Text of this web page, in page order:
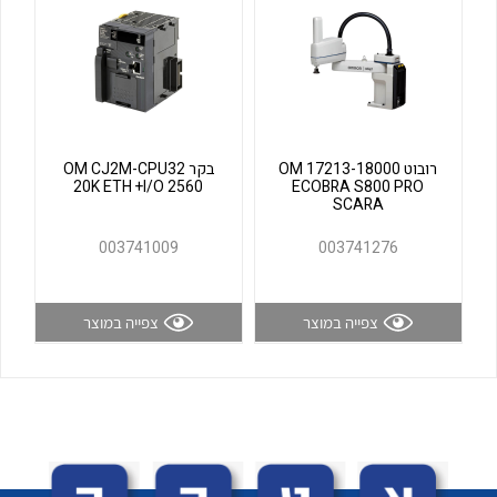
לכל מוצרי היצרן לכל מוצרי היצרן
רובוט OM 17213-18000
ECOBRA S800 PRO
SCARA
003741276
צפייה במוצר
בקר OM CJ2M-CPU32
20K ETH +I/O 2560
003741009
צפייה במוצר